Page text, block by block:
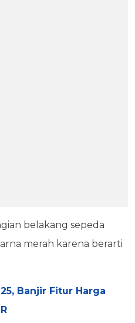
belakang sepeda
merah karena berarti
Banjir Fitur Harga